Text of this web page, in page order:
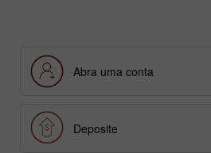
Abra uma conta
Deposite